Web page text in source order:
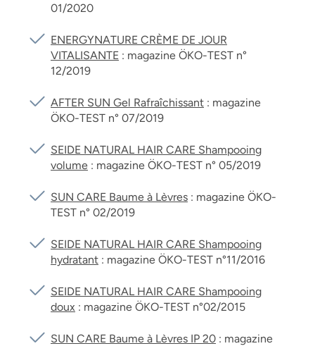
01/2020
ENERGYNATURE CRÈME DE JOUR
VITALISANTE : magazine ÖKO-TEST n°
12/2019
AFTER SUN Gel Rafraîchissant : magazine
ÖKO-TEST n° 07/2019
SEIDE NATURAL HAIR CARE Shampooing
volume : magazine ÖKO-TEST n° 05/2019
SUN CARE Baume à Lèvres : magazine ÖKO-
TEST n° 02/2019
SEIDE NATURAL HAIR CARE Shampooing
hydratant : magazine ÖKO-TEST n°11/2016
SEIDE NATURAL HAIR CARE Shampooing
doux : magazine ÖKO-TEST n°02/2015
SUN CARE Baume à Lèvres IP 20 : magazine